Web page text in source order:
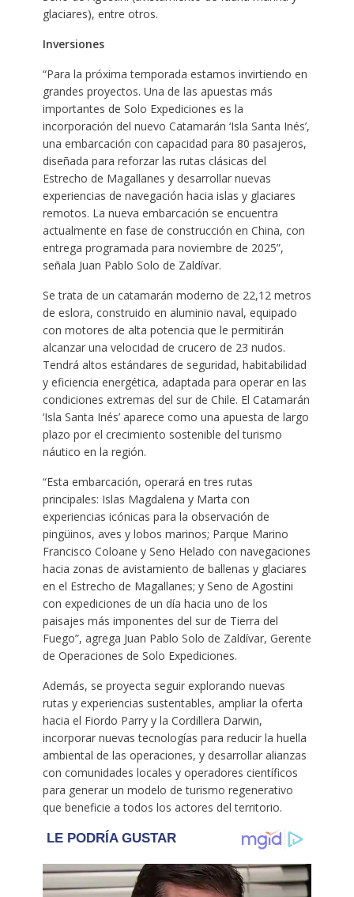
glaciares), entre otros.
Inversiones
“Para la próxima temporada estamos invirtiendo en
grandes proyectos. Una de las apuestas más
importantes de Solo Expediciones es la
incorporación del nuevo Catamarán ‘Isla Santa Inés’,
una embarcación con capacidad para 80 pasajeros,
diseñada para reforzar las rutas clásicas del
Estrecho de Magallanes y desarrollar nuevas
experiencias de navegación hacia islas y glaciares
remotos. La nueva embarcación se encuentra
actualmente en fase de construcción en China, con
entrega programada para noviembre de 2025”,
señala Juan Pablo Solo de Zaldívar.
Se trata de un catamarán moderno de 22,12 metros
de eslora, construido en aluminio naval, equipado
con motores de alta potencia que le permitirán
alcanzar una velocidad de crucero de 23 nudos.
Tendrá altos estándares de seguridad, habitabilidad
y eficiencia energética, adaptada para operar en las
condiciones extremas del sur de Chile. El Catamarán
‘Isla Santa Inés’ aparece como una apuesta de largo
plazo por el crecimiento sostenible del turismo
náutico en la región.
“Esta embarcación, operará en tres rutas
principales: Islas Magdalena y Marta con
experiencias icónicas para la observación de
pingüinos, aves y lobos marinos; Parque Marino
Francisco Coloane y Seno Helado con navegaciones
hacia zonas de avistamiento de ballenas y glaciares
en el Estrecho de Magallanes; y Seno de Agostini
con expediciones de un día hacia uno de los
paisajes más imponentes del sur de Tierra del
Fuego”, agrega Juan Pablo Solo de Zaldívar, Gerente
de Operaciones de Solo Expediciones.
Además, se proyecta seguir explorando nuevas
rutas y experiencias sustentables, ampliar la oferta
hacia el Fiordo Parry y la Cordillera Darwin,
incorporar nuevas tecnologías para reducir la huella
ambiental de las operaciones, y desarrollar alianzas
con comunidades locales y operadores científicos
para generar un modelo de turismo regenerativo
que beneficie a todos los actores del territorio.